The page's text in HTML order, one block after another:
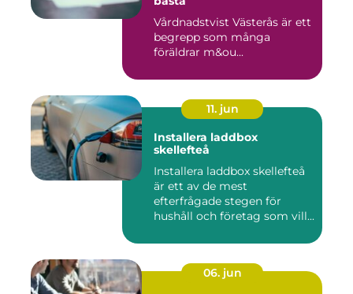
Vårdnadstvist Västerås är ett
begrepp som många
föräldrar m&ou...
11. jun
Installera laddbox
skellefteå
Installera laddbox skellefteå
är ett av de mest
efterfrågade stegen för
hushåll och företag som vill...
06. jun